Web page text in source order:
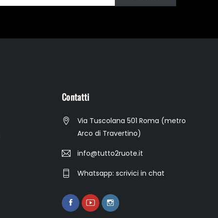
Contatti
Via Tuscolana 501 Roma (metro
Arco di Travertino)
info@tutto2ruote.it
Whatsapp: scrivici in chat